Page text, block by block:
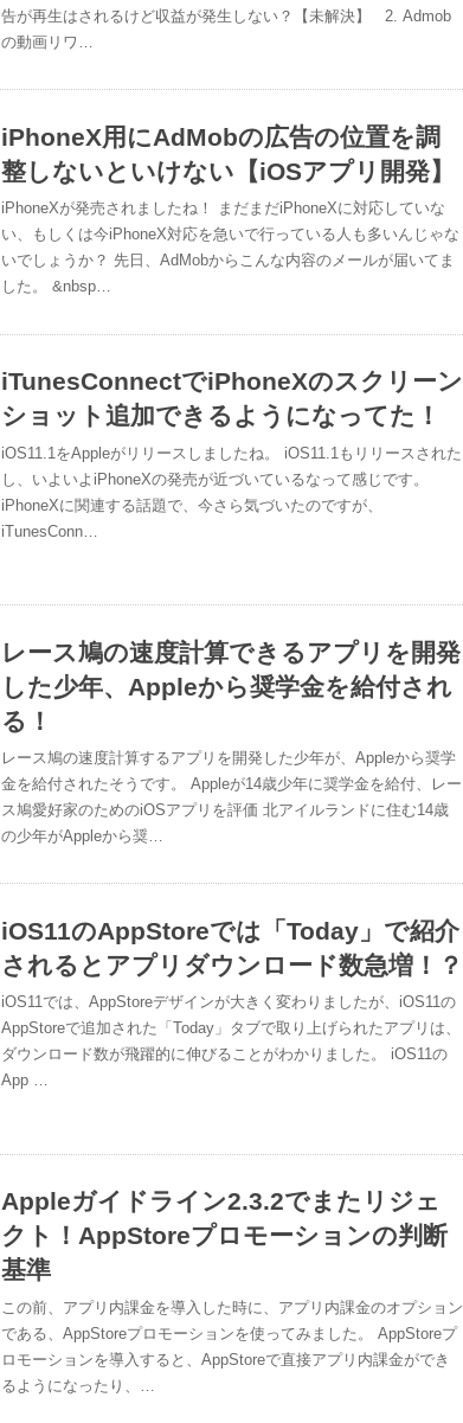
告が再生はされるけど収益が発生しない？【未解決】 2. Admob
の動画リワ…
iPhoneX用にAdMobの広告の位置を調
整しないといけない【iOSアプリ開発】
iPhoneXが発売されましたね！ まだまだiPhoneXに対応していな
い、もしくは今iPhoneX対応を急いで行っている人も多いんじゃな
いでしょうか？ 先日、AdMobからこんな内容のメールが届いてま
した。 &nbsp…
iTunesConnectでiPhoneXのスクリーン
ショット追加できるようになってた！
iOS11.1をAppleがリリースしましたね。 iOS11.1もリリースされた
し、いよいよiPhoneXの発売が近づいているなって感じです。
iPhoneXに関連する話題で、今さら気づいたのですが、
iTunesConn…
レース鳩の速度計算できるアプリを開発
した少年、Appleから奨学金を給付され
る！
レース鳩の速度計算するアプリを開発した少年が、Appleから奨学
金を給付されたそうです。 Appleが14歳少年に奨学金を給付、レー
ス鳩愛好家のためのiOSアプリを評価 北アイルランドに住む14歳
の少年がAppleから奨…
iOS11のAppStoreでは「Today」で紹介
されるとアプリダウンロード数急増！？
iOS11では、AppStoreデザインが大きく変わりましたが、iOS11の
AppStoreで追加された「Today」タブで取り上げられたアプリは、
ダウンロード数が飛躍的に伸びることがわかりました。 iOS11の
App …
Appleガイドライン2.3.2でまたリジェ
クト！AppStoreプロモーションの判断
基準
この前、アプリ内課金を導入した時に、アプリ内課金のオプション
である、AppStoreプロモーションを使ってみました。 AppStoreプ
ロモーションを導入すると、AppStoreで直接アプリ内課金ができ
るようになったり、…